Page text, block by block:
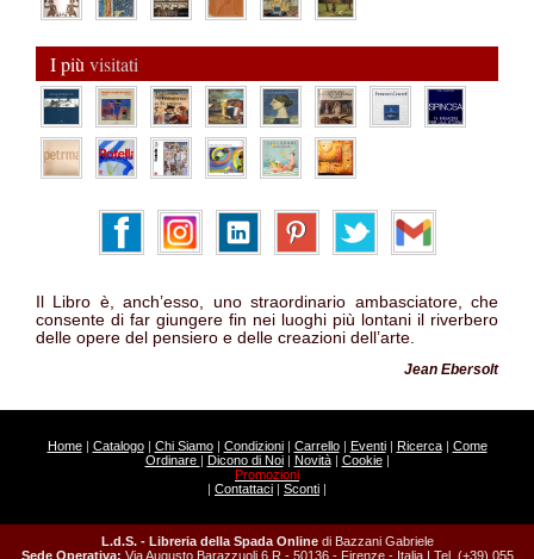
I più visitati
Il Libro è, anch’esso, uno straordinario ambasciatore, che
consente di far giungere fin nei luoghi più lontani il riverbero
delle opere del pensiero e delle creazioni dell’arte.
Jean Ebersolt
Home| Catalogo| Chi Siamo| Condizioni| Carrello| Eventi| Ricerca| Come
Ordinare | Dicono di Noi| Novità| Cookie|
Promozioni
| Contattaci | Sconti |
L.d.S. - Libreria della Spada Online di Bazzani Gabriele
Sede Operativa: Via Augusto Barazzuoli 6 R - 50136 - Firenze - Italia | Tel. (+39) 055